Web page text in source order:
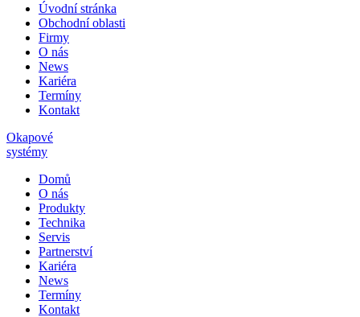
Úvodní stránka
Obchodní oblasti
Firmy
O nás
News
Kariéra
Termíny
Kontakt
Okapové
systémy
Domů
O nás
Produkty
Technika
Servis
Partnerství
Kariéra
News
Termíny
Kontakt